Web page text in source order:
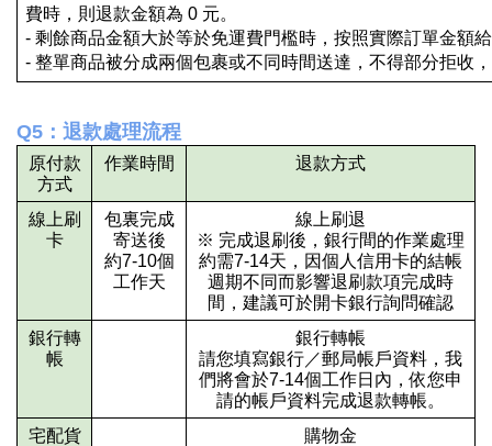
費時，則退款金額為 0 元。
- 剩餘商品金額大於等於免運費門檻時，按照實際訂單金額
- 整單商品被分成兩個包裹或不同時間送達，不得部分拒收
Q5：退款處理流程
原付款
方式
作業時間 退款方式
線上刷
卡
包裏完成
寄送後
約7-10個
工作天
線上刷退
※ 完成退刷後，銀行間的作業處理
約需7-14天，因個人信用卡的結帳
週期不同而影響退刷款項完成時
間，建議可於開卡銀行詢問確認
銀行轉
帳
銀行轉帳
請您填寫銀行／郵局帳戶資料，我
們將會於7-14個工作日內，依您申
請的帳戶資料完成退款轉帳。
宅配貨
購物金